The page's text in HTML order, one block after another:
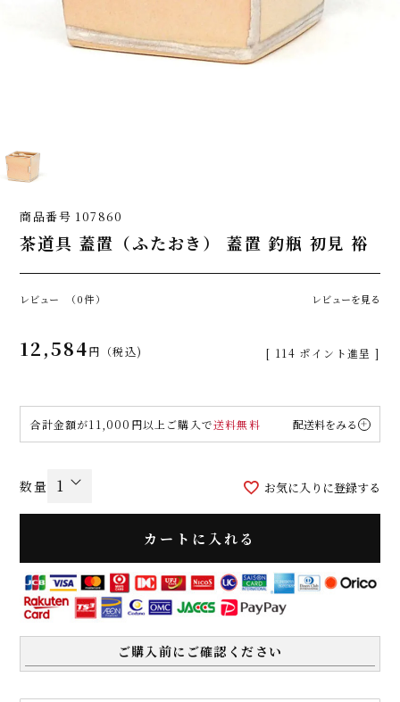
商品番号 107860
茶道具 蓋置（ふたおき） 蓋置 釣瓶 初見 裕
レビュー （0件） レビューを見る
12,584 税込 [ 114 ポイント進呈 ]
合計金額が11,000円以上ご購入で送料無料 配送料をみる
お気に入りに登録する
カートに入れる
ご購入前にご確認ください